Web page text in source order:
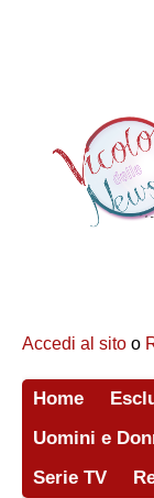
Accedi al sito o
Home
Uomini e
Serie TV